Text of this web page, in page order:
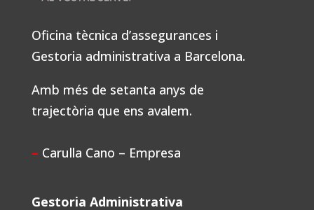
Oficina tècnica d’assegurances i
Gestoria administrativa a Barcelona.
Amb més de setanta anys de
trajectòria que ens avalem.
– Carulla Cano – Empresa
Gestoria Administrativa